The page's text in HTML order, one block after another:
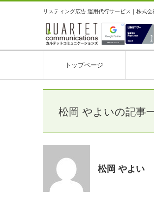
リスティング広告 運用代行サービス｜株式
トップページ
松岡 やよいの記事
松岡 やよい